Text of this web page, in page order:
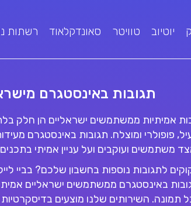
יוטיוב טוויטר סאונדקלאוד רשתות
תגובות באינסטגרם
אמיתיות ממשתמשים ישראליים הן חלק
פופולרי ומוצלח. תגובות באינסטגרם
משתמשים ועוקבים ועל עניין אמיתי
לתגובות נוספות בחשבון שלכם? בביי
באינסטגרם ממשתמשים ישראליים
תמונה. השירותים שלנו מוצעים